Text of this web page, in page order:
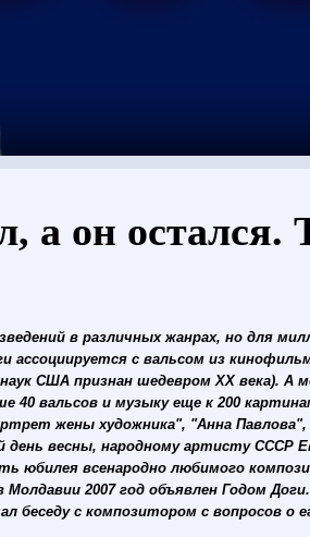
а он остался.
в различных жанрах, но для
ассоциируется с вальсом из
США признан шедевром ХХ века). А
40 вальсов и музыку еще к 200
жены художника", "Анна Павлова",
день весны, народному артисту СССР
юбилея всенародно любимого
2007 год объявлен Годом
беседу с композитором с вопросов о